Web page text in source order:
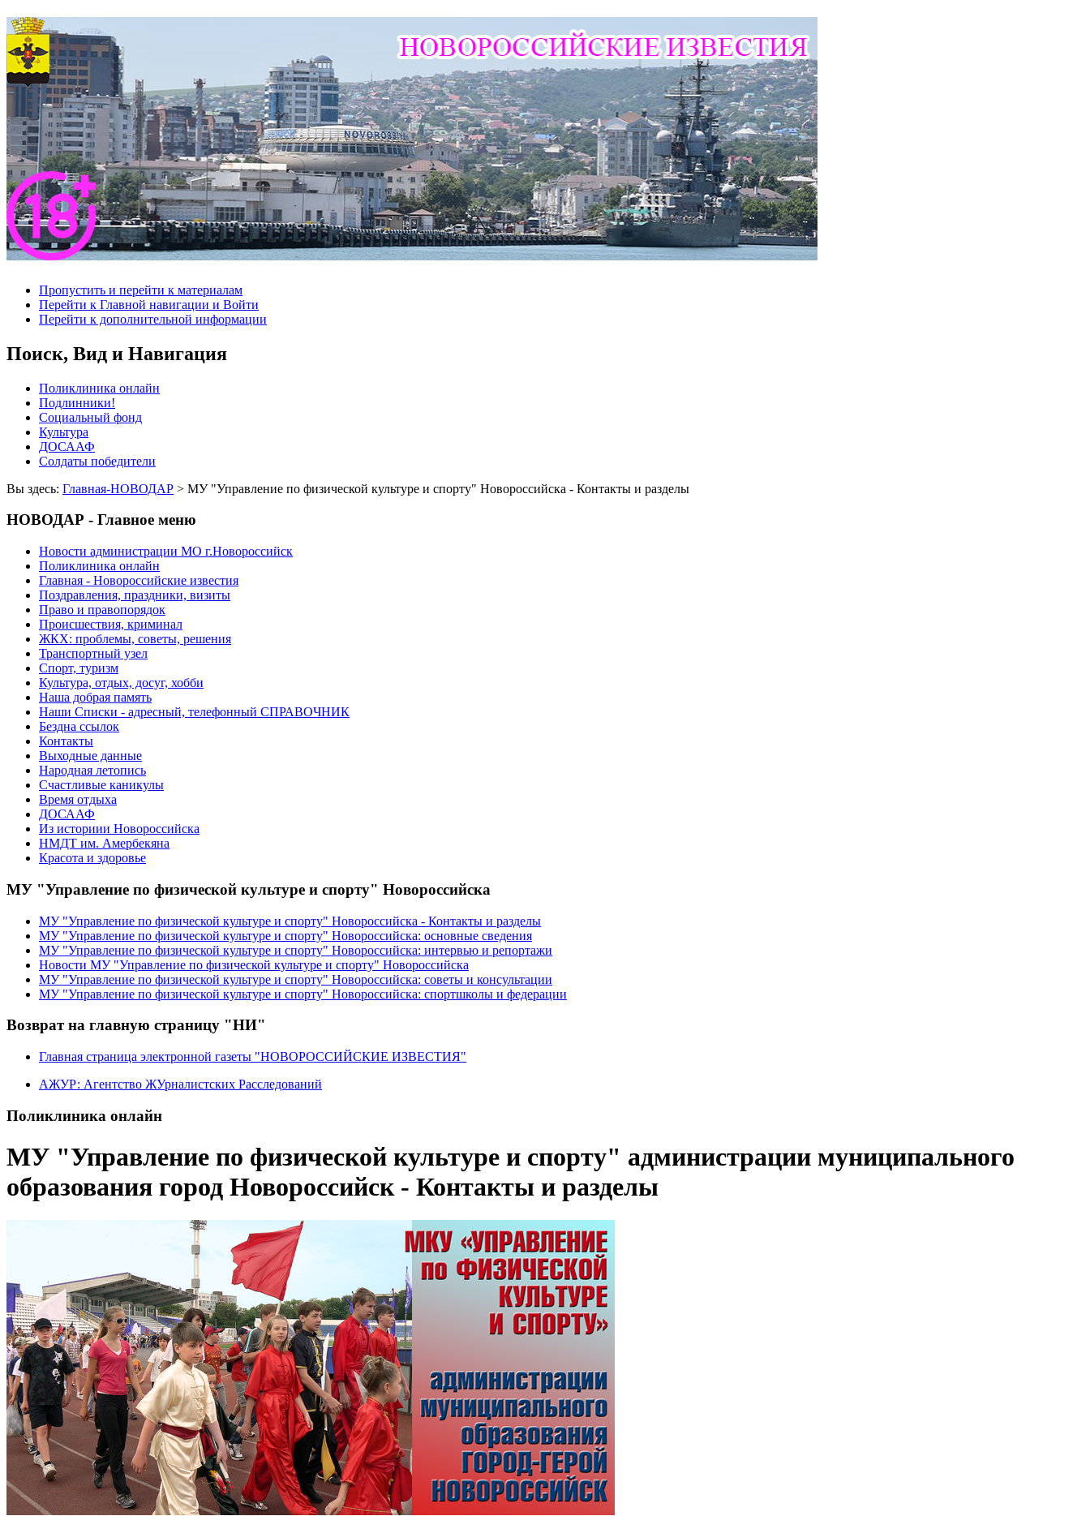
Пропустить и перейти к материалам
Перейти к Главной навигации и Войти
Перейти к дополнительной информации
Поиск, Вид и Навигация
Поликлиника онлайн
Подлинники!
Социальный фонд
Культура
ДОСААФ
Солдаты победители
Вы здесь: Главная-НОВОДАР > МУ "Управление по физической культуре и спорту" Новороссийска - Контакты и разделы
НОВОДАР - Главное меню
Новости администрации МО г.Новороссийск
Поликлиника онлайн
Главная - Новороссийские известия
Поздравления, праздники, визиты
Право и правопорядок
Происшествия, криминал
ЖКХ: проблемы, советы, решения
Транспортный узел
Спорт, туризм
Культура, отдых, досуг, хобби
Наша добрая память
Наши Списки - адресный, телефонный СПРАВОЧНИК
Бездна ссылок
Контакты
Выходные данные
Народная летопись
Счастливые каникулы
Время отдыха
ДОСААФ
Из историии Новороссийска
НМДТ им. Амербекяна
Красота и здоровье
МУ "Управление по физической культуре и спорту" Новороссийска
МУ "Управление по физической культуре и спорту" Новороссийска - Контакты и разделы
МУ "Управление по физической культуре и спорту" Новороссийска: основные сведения
МУ "Управление по физической культуре и спорту" Новороссийска: интервью и репортажи
Новости МУ "Управление по физической культуре и спорту" Новороссийска
МУ "Управление по физической культуре и спорту" Новороссийска: советы и консультации
МУ "Управление по физической культуре и спорту" Новороссийска: спортшколы и федерации
Возврат на главную страницу "НИ"
Главная страница электронной газеты "НОВОРОССИЙСКИЕ ИЗВЕСТИЯ"
АЖУР: Агентство ЖУрналистских Расследований
Поликлиника онлайн
МУ "Управление по физической культуре и спорту" администрации муниципального
образования город Новороссийск - Контакты и разделы